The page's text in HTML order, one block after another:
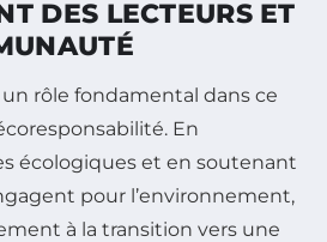
DES LECTEURS ET
rôle fondamental dans ce
En
écologiques et en soutenant
pour l’environnement,
à la transition vers une